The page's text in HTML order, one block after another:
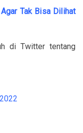
Tak Bisa Dilihat
di Twitter tentang